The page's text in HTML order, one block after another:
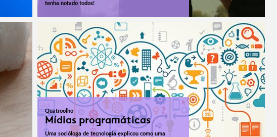
tenha notado todos!
Quatroolho
Mídias programáticas
Uma socióloga de tecnologia explicou como uma